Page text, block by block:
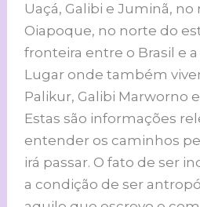
Uaçá, Galibi e Juminã,
Oiapoque, no norte do
fronteira entre o Brasil e a
Lugar onde também
Palikur, Galibi Marworno e
Estas são informações
entender os caminhos
irá passar. O fato de ser
a condição de ser